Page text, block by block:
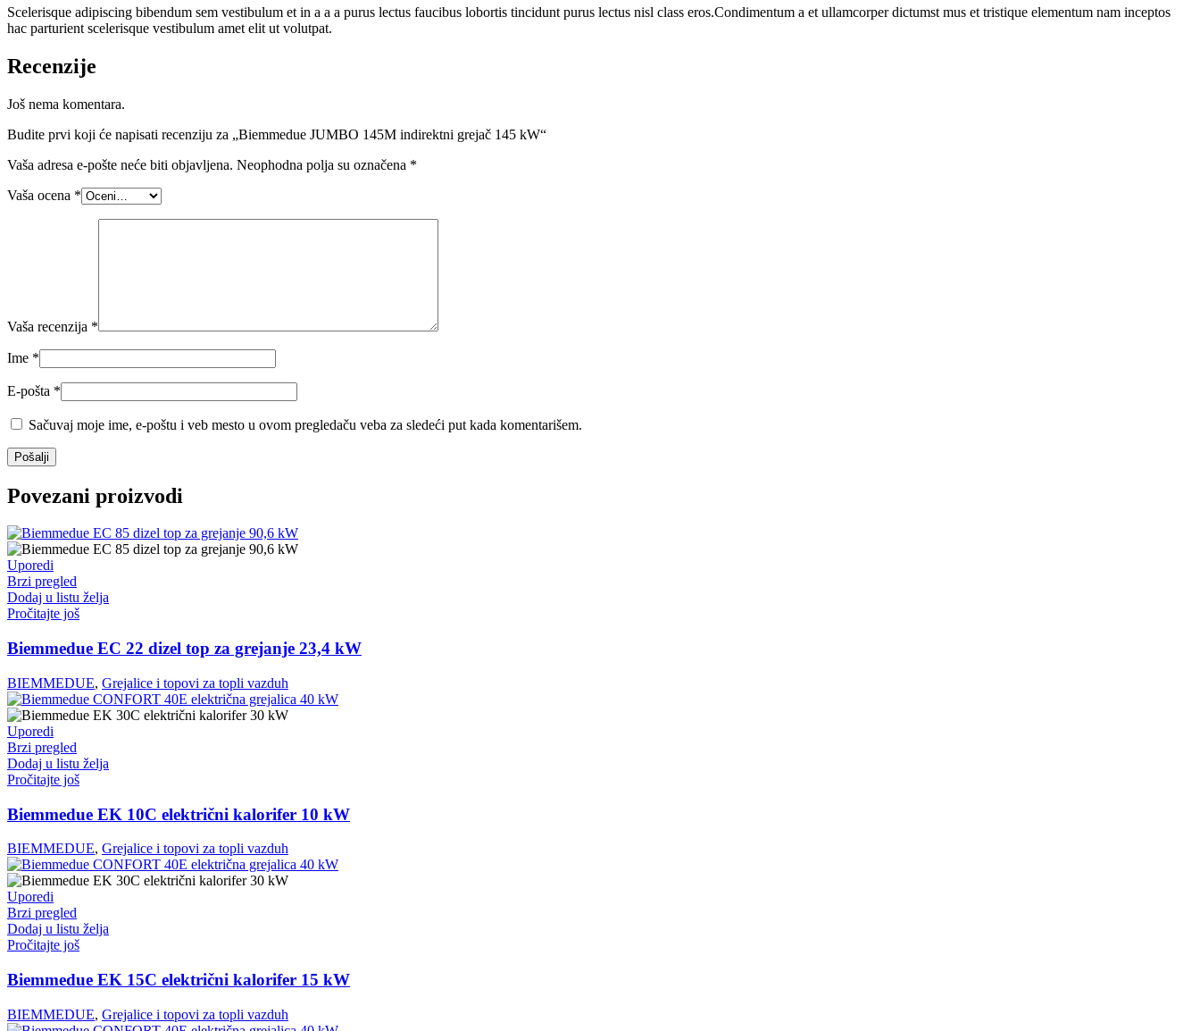
Scelerisque adipiscing bibendum sem vestibulum et in a a a purus lectus faucibus lobortis tincidunt purus lectus nisl class eros.Condimentum a et ullamcorper dictumst mus et tristique elementum nam inceptos
hac parturient scelerisque vestibulum amet elit ut volutpat.
Recenzije
Još nema komentara.
Budite prvi koji će napisati recenziju za „Biemmedue JUMBO 145M indirektni grejač 145 kW“
Vaša adresa e-pošte neće biti objavljena. Neophodna polja su označena *
Vaša ocena *
Vaša recenzija *
Ime *
E-pošta *
Sačuvaj moje ime, e-poštu i veb mesto u ovom pregledaču veba za sledeći put kada komentarišem.
Povezani proizvodi
Uporedi
Brzi pregled
Dodaj u listu želja
Pročitajte još
Biemmedue EC 22 dizel top za grejanje 23,4 kW
BIEMMEDUE, Grejalice i topovi za topli vazduh
Uporedi
Brzi pregled
Dodaj u listu želja
Pročitajte još
Biemmedue EK 10C električni kalorifer 10 kW
BIEMMEDUE, Grejalice i topovi za topli vazduh
Uporedi
Brzi pregled
Dodaj u listu želja
Pročitajte još
Biemmedue EK 15C električni kalorifer 15 kW
BIEMMEDUE, Grejalice i topovi za topli vazduh